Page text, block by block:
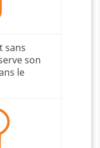
sans
son
le